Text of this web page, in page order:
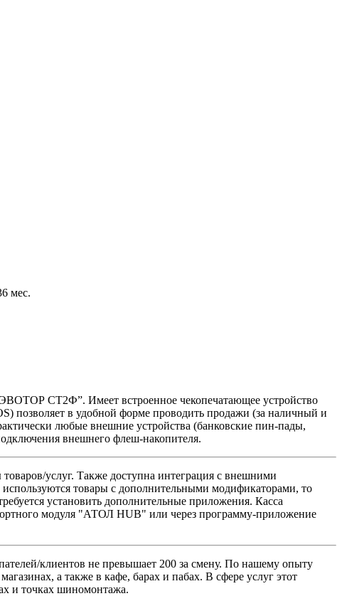
мес.
СТ2Ф”. Имеет встроенное чекопечатающее устройство
позволяет в удобной форме проводить продажи (за наличный и
любые внешние устройства (банковские пин-пады,
внешнего флеш-накопителя.
услуг. Также доступна интеграция с внешними
товары с дополнительными модификаторами, то
установить дополнительные приложения. Касса
модуля
АТОЛ HUB
или через программу-приложение
клиентов не превышает 200 за смену. По нашему опыту
а также в кафе, барах и пабах. В сфере услуг этот
и точках шиномонтажа.